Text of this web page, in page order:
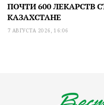
ПОЧТИ 600 ЛЕКАРСТВ
КАЗАХСТАНЕ
7 АВГУСТА 2026, 16:06